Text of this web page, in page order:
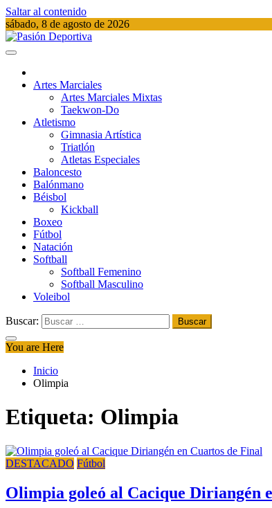
Saltar al contenido
sábado, 8 de agosto de 2026
Artes Marciales
Artes Marciales Mixtas
Taekwon-Do
Atletismo
Gimnasia Artística
Triatlón​
Atletas Especiales
Baloncesto
Balónmano
Béisbol
Kickball​
Boxeo
Fútbol
Natación​
Softball​
Softball​ Femenino
Softball​ Masculino
Voleibol​
Buscar:
You are Here
Inicio
Olimpia
Etiqueta: Olimpia
DESTACADO Fútbol
Olimpia goleó al Cacique Diriangén